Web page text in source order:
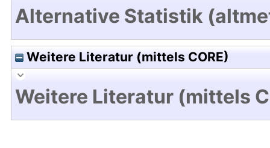
Alternative Statistik
Weitere Literatur (mittels CORE)
Weitere Literatur (mittels